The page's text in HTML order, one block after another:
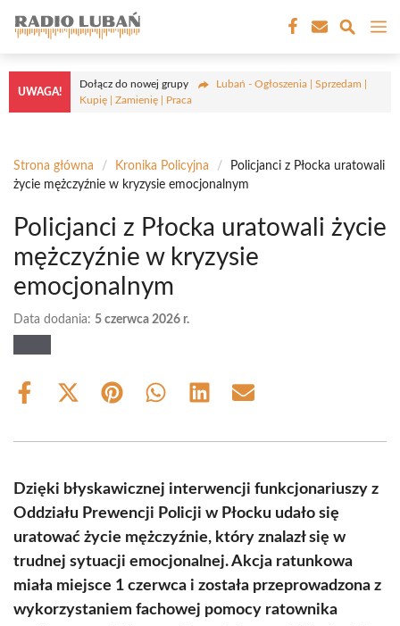
treści
UWAGA!
Dołącz do nowej grupy
Lubań - Ogłoszenia | Sprzedam |
Kupię | Zamienię | Praca
Strona główna / Kronika Policyjna /
Policjanci z Płocka uratowali
życie mężczyźnie w kryzysie emocjonalnym
Policjanci z Płocka uratowali życie
mężczyźnie w kryzysie
emocjonalnym
Data dodania: 5 czerwca 2026 r.
Share
Share
(Twitter)
Share Share Share Share
Dzięki błyskawicznej interwencji funkcjonariuszy z
Oddziału Prewencji Policji w Płocku udało się
uratować życie mężczyźnie, który znalazł się w
trudnej sytuacji emocjonalnej. Akcja ratunkowa
miała miejsce 1 czerwca i została przeprowadzona z
wykorzystaniem fachowej pomocy ratownika